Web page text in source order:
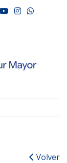
youtube
Volver